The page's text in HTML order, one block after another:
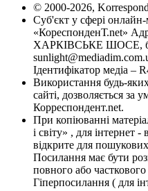
© 2000-2026,
Суб'єкт у сфері
«КореспонденТ.net»
ХАРКІВСЬКЕ ШОСЕ,
Ідентифікатор медіа –
Використання будь-
сайті, дозволяється за
Корреспондент.net.
При копіюванні
і світу» , для інтернет
відкрите для
Посилання має бути
повного або
Гіперпосилання ( для